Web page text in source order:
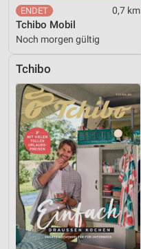
0,7 km
Tchibo Mobil
Noch morgen gültig
Tchibo